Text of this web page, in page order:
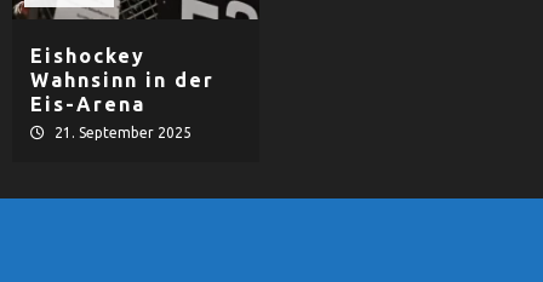
Eishockey
Wahnsinn in der
Eis-Arena
21. September 2025